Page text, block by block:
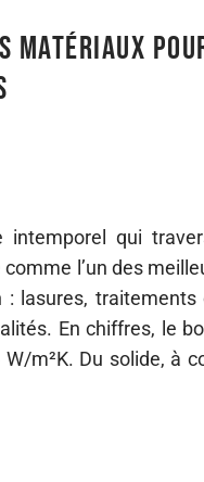
matériaux
qui
l’un des
: lasures,
En chiffres, le
m²K. Du solide, à